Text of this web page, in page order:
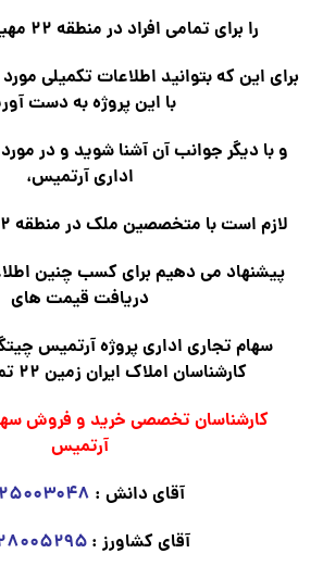
را برای تمامی افراد در منطقه ۲۲ مهیا نموده است.
برای این که بتوانید اطلاعات تکمیلی مورد
با این پروژه به دست
و با دیگر جوانب آن آشنا شوید و در
اداری آرتمیس،
لازم است با متخصصین ملک در منطقه ۲۲، صحبت نمایید.
پیشنهاد می دهیم برای کسب چنین
دریافت قیمت های
سهام تجاری اداری پروژه آرتمیس
کارشناسان املاک ایران زمین ۲۲ تماس بگیرید.
کارشناسان تخصصی خرید و فروش
آرتمیس
آقای دانش :
آقای کشاورز :